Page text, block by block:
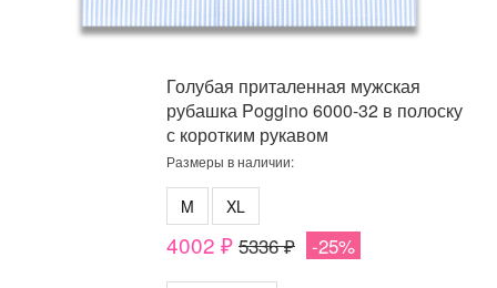
Голубая приталенная мужская
рубашка Poggino 6000-32 в полоску
с коротким рукавом
Размеры в наличии:
M XL
4002 ₽ 5336 ₽ -25%